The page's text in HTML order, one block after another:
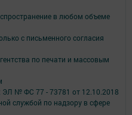
в любом объеме
с письменного согласия
по печати и массовым
№ ФС 77 - 73781 от 12.10.2018
службой по надзору в сфере